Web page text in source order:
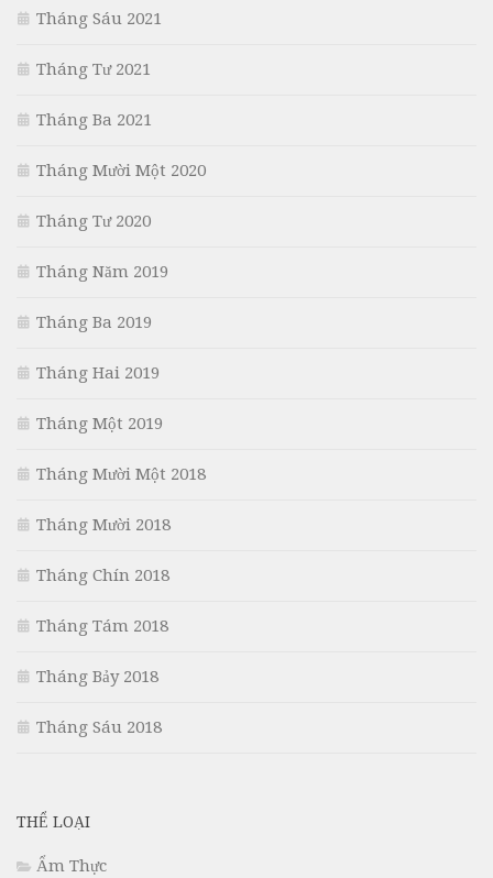
Tháng Sáu 2021
Tháng Tư 2021
Tháng Ba 2021
Tháng Mười Một 2020
Tháng Tư 2020
Tháng Năm 2019
Tháng Ba 2019
Tháng Hai 2019
Tháng Một 2019
Tháng Mười Một 2018
Tháng Mười 2018
Tháng Chín 2018
Tháng Tám 2018
Tháng Bảy 2018
Tháng Sáu 2018
THỂ LOẠI
Ẩm Thực